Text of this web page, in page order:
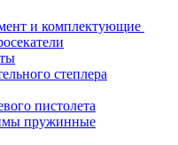
и комплектующие
степлера
пистолета
пружинные